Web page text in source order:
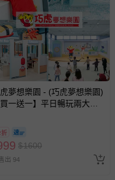
夢想樂園 - (巧虎夢想樂園)
買一送一】平日暢玩兩大一
，贈送券現場領取)-效期至
10/16 正券逾期視同現金
用
折
$1600
出 94